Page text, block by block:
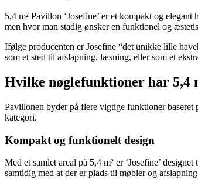
5,4 m² Pavillon ‘Josefine’ er et kompakt og
men hvor man stadig ønsker en funktionel og
Ifølge producenten er Josefine “det unikke lille
som et sted til afslapning, læsning, eller som et
Hvilke nøglefunktioner har 5,4
Pavillonen byder på flere vigtige funktioner baseret
kategori.
Kompakt og funktionelt design
Med et samlet areal på 5,4 m² er ‘Josefine’
samtidig med at der er plads til møbler og